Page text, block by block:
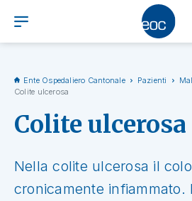
Ente Ospedaliero Cantonale Pazienti
Colite ulcerosa
Colite ulcerosa
Nella colite ulcerosa il
cronicamente infiammato.